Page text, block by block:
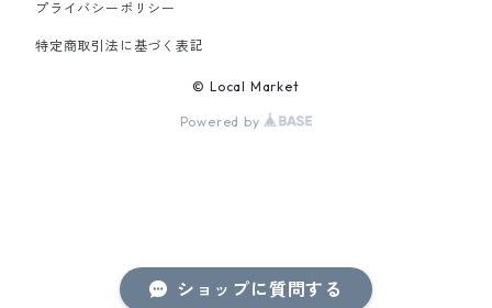
ショップに質問する
PANTS
プライバシーポリシー
特定商取引法に基づく表記
© Local Market
Powered by